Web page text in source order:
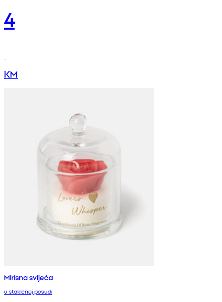
4
KM
Mirisna svijeća
u staklenoj posudi